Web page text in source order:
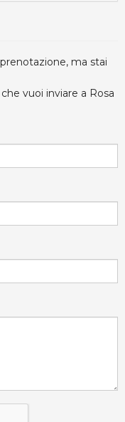
ma stai
vuoi inviare a Rosa